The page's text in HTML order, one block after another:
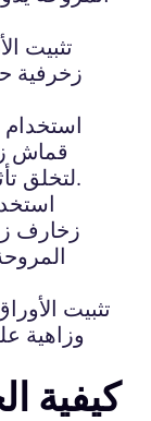
زخرفية
قماش
لتخلق تأثيراً بصرياً مميزاً وجمالياً في الغرفة.
زخارف
وزاهية
كيفية